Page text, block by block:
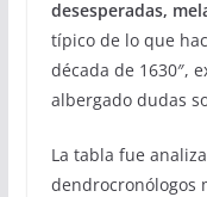
desesperadas,
típico de lo que
década de 1630″,
albergado dudas
La tabla fue
dendrocronólogos